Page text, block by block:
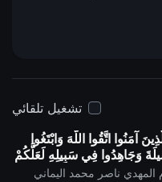
alyamani.org/
تشغيل تلقائي
آمَنُوا اتَّقُوا اللَّهَ وَابْتَغُوا
وَجَاهِدُوا فِي سَبِيلِهِ لَعَلَّكُمْ
المهدي ناصر محمد اليماني